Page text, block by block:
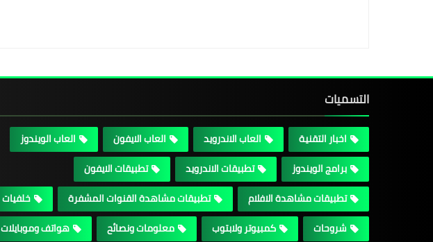
التسميات
اخبار التقنية العاب الاندرويد العاب الايفون
العاب الويندوز
برامج الويندوز
تطبيقات الاندرويد
تطبيقات الايفون
تطبيقات مشاهدة الافلام
تطبيقات مشاهدة القنوات المشفرة
خلفيات
شروحات
كمبيوتر ولابتوب معلومات ونصائح هواتف وموبايلات